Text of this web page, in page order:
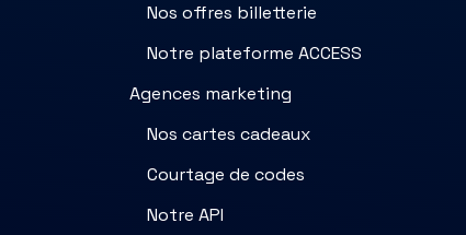
Nos offres billetterie
Notre plateforme ACCESS
Agences marketing
Nos cartes cadeaux
Courtage de codes
Notre API